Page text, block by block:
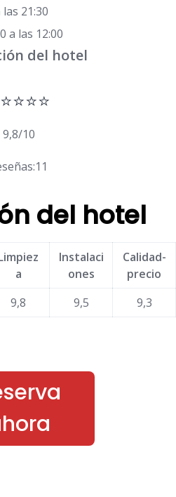
21:30
a las 12:00
del hotel
9,8/10
del hotel
a
Instalaci
ones
Calidad-
precio
9,8 9,5 9,3